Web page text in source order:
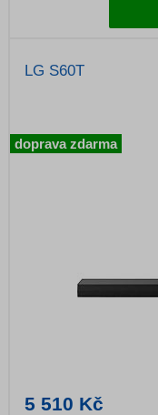
LG S60T
5 510 Kč
doprava zdarma